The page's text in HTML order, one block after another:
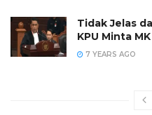
Tidak Jelas
KPU Minta
7 YEARS AGO